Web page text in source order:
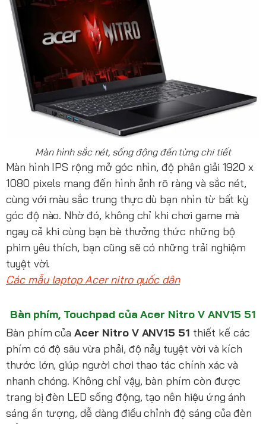
Màn hình sắc nét, sống động đến từng chi tiết
Màn hình IPS rộng mở góc nhìn, độ phân giải 1920 x
1080 pixels mang đến hình ảnh rõ ràng và sắc nét,
cùng với màu sắc trung thực dù bạn nhìn từ bất kỳ
góc độ nào. Nhờ đó, không chỉ khi chơi game mà
ngay cả khi cùng bạn bè thưởng thức những bộ
phim yêu thích, bạn cũng sẽ có những trải nghiệm
tuyệt vời.
Các mẫu laptop Acer nitro quốc dân
Bàn phím, Touchpad của Acer Nitro V ANV15 51
Bàn phím củaAcer Nitro V ANV15 51 thiết kế các
phím có độ sâu vừa phải, độ nảy tuyệt vời và kích
thước lớn, giúp người chơi thao tác chính xác và
nhanh chóng. Không chỉ vậy, bàn phím còn được
trang bị đèn LED sống động, tạo nên hiệu ứng ánh
sáng ấn tượng, dễ dàng điều chỉnh độ sáng của đèn